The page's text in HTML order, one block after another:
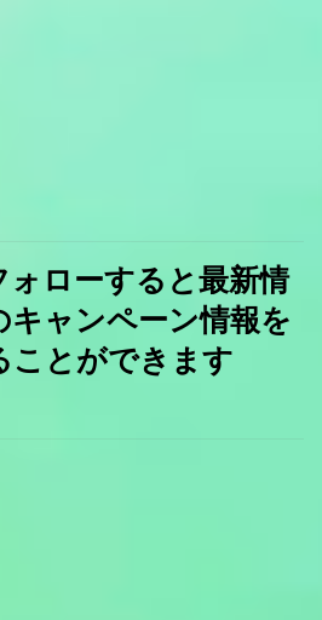
ローすると最新情
キャンペーン情報を
ことができます